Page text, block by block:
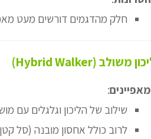
חלק מהדגמים דורשים מעט
מאפיינים:
שילוב של הליכון וגלגלים עם
לרוב כולל אחסון מובנה (סל